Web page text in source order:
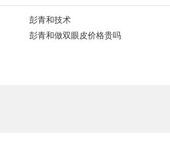
彭青和技术
彭青和做双眼皮价格贵吗